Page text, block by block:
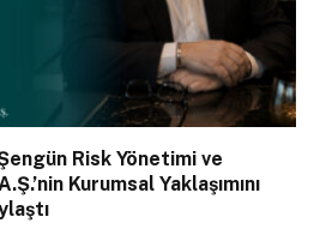
Risk Yönetimi ve
Kurumsal Yaklaşımını